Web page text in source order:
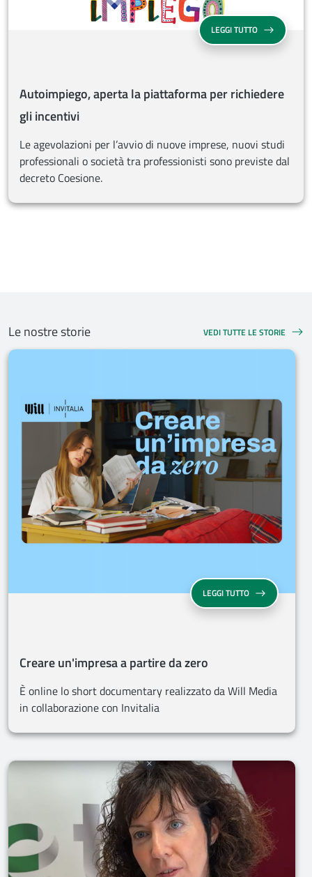
LEGGI TUTTO
Autoimpiego, aperta la piattaforma per richiedere
gli incentivi
Le agevolazioni per l’avvio di nuove imprese, nuovi studi
professionali o società tra professionisti sono previste dal
decreto Coesione.
Le nostre storie VEDI TUTTE LE STORIE
LEGGI TUTTO
Creare un'impresa a partire da zero
È online lo short documentary realizzato da Will Media
in collaborazione con Invitalia